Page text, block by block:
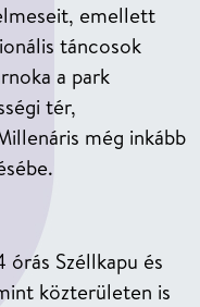
emellett
táncosok
a park
tér,
még inkább
Széllkapu és
közterületen is